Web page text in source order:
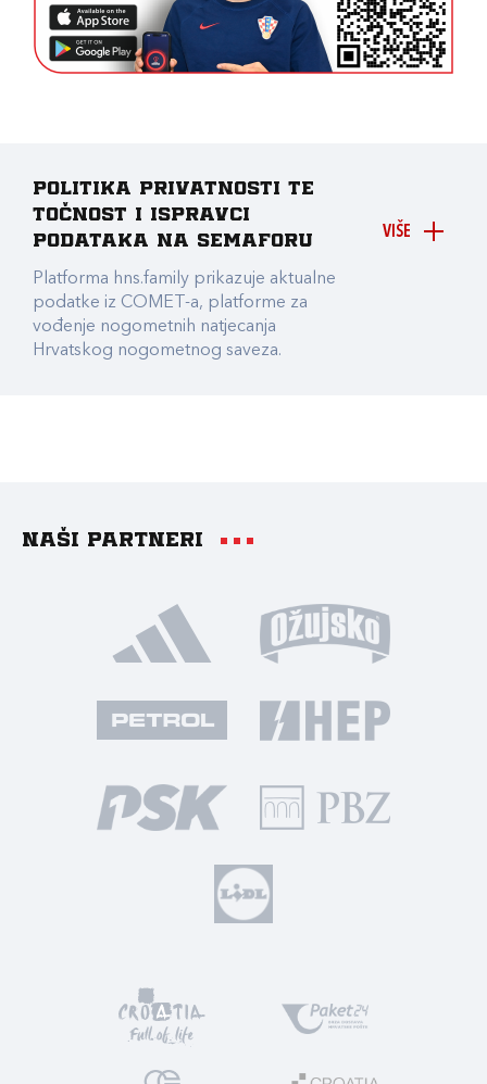
VIŠE
Politika privatnosti te
točnost i ispravci
podataka na Semaforu
Platforma hns.family prikazuje aktualne
podatke iz COMET-a, platforme za
vođenje nogometnih natjecanja
Hrvatskog nogometnog saveza.
Naši partneri